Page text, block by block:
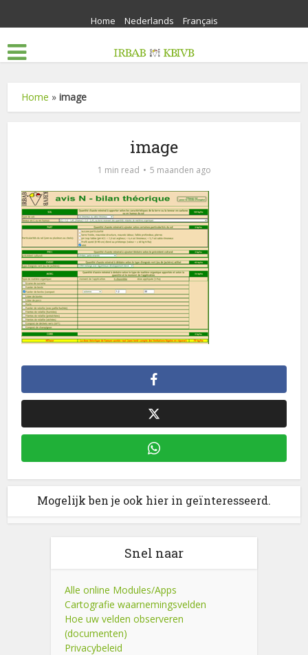
Home Nederlands Français
Home »image
image
1 min read 5 maanden ago
Mogelijk ben je ook hier in geïnteresseerd.
Snel naar
Alle online Modules/Apps
Cartografie waarnemingsvelden
Hoe uw velden observeren
(documenten)
Privacybeleid